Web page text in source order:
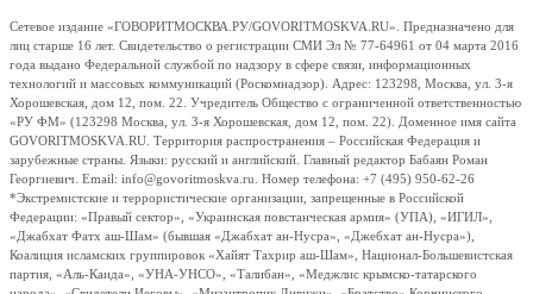
Сетевое издание «ГОВОРИТМОСКВА.РУ/GOVORITMOSKVA.RU». Предназначено для
лиц старше 16 лет. Свидетельство о регистрации СМИ Эл № 77-64961 от 04 марта 2016
года выдано Федеральной службой по надзору в сфере связи, информационных
технологий и массовых коммуникаций (Роскомнадзор). Адрес: 123298, Москва, ул. 3-я
Хорошевская, дом 12, пом. 22. Учредитель Общество с ограниченной ответственностью
«РУ ФМ» (123298 Москва, ул. 3-я Хорошевская, дом 12, пом. 22). Доменное имя сайта
GOVORITMOSKVA.RU. Территория распространения – Российская Федерация и
зарубежные страны. Языки: русский и английский. Главный редактор Бабаян Роман
Георгиевич. Email: info@govoritmoskva.ru. Номер телефона: +7 (495) 950-62-26
*Экстремистские и террористические организации, запрещенные в Российской
Федерации: «Правый сектор», «Украинская повстанческая армия» (УПА), «ИГИЛ»,
«Джабхат Фатх аш-Шам» (бывшая «Джабхат ан-Нусра», «Джебхат ан-Нусра»),
Коалиция исламских группировок «Хайят Тахрир аш-Шам», Национал-Большевистская
партия, «Аль-Каида», «УНА-УНСО», «Талибан», «Меджлис крымско-татарского